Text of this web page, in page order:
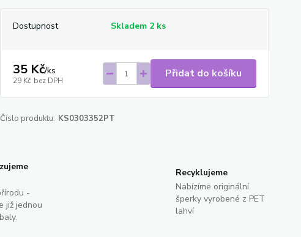
Dostupnost Skladem 2 ks
35 Kč/ks
29 Kč bez DPH
Přidat do košíku
Číslo produktu: KS0303352PT
-
již jednou
Recyklujeme
Nabízíme originální
šperky vyrobené z PET
lahví